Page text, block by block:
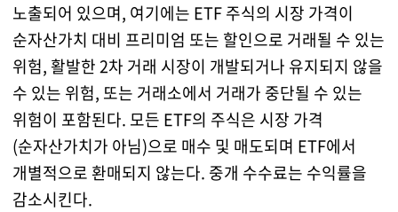
노출되어 있으며, 여기에는 ETF 주식의 시장 가격이
순자산가치 대비 프리미엄 또는 할인으로 거래될 수 있는
위험, 활발한 2차 거래 시장이 개발되거나 유지되지 않을
수 있는 위험, 또는 거래소에서 거래가 중단될 수 있는
위험이 포함된다. 모든 ETF의 주식은 시장 가격
(순자산가치가 아님)으로 매수 및 매도되며 ETF에서
개별적으로 환매되지 않는다. 중개 수수료는 수익률을
감소시킨다.